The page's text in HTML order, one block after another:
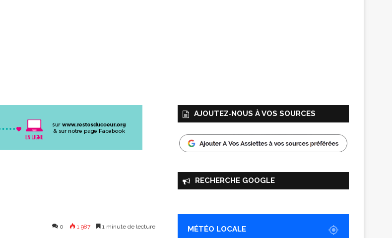
0 1 987 1 minute de lecture
AJOUTEZ‑NOUS À VOS SOURCES
RECHERCHE GOOGLE
MÉTÉO LOCALE